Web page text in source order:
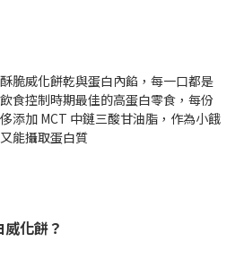
脆威化餅乾與蛋白內餡，每一口都是
食控制時期最佳的高蛋白零食，每份
添加 MCT 中鏈三酸甘油脂，作為小餓
能攝取蛋白質
化餅？